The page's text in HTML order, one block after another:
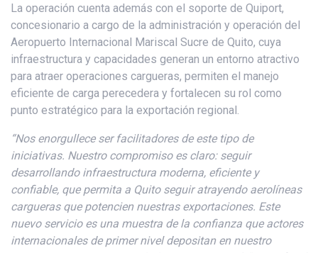
La operación cuenta además con el soporte de Quiport,
concesionario a cargo de la administración y operación del
Aeropuerto Internacional Mariscal Sucre de Quito, cuya
infraestructura y capacidades generan un entorno atractivo
para atraer operaciones cargueras, permiten el manejo
eficiente de carga perecedera y fortalecen su rol como
punto estratégico para la exportación regional.
“Nos enorgullece ser facilitadores de este tipo de
iniciativas. Nuestro compromiso es claro: seguir
desarrollando infraestructura moderna, eficiente y
confiable, que permita a Quito seguir atrayendo aerolíneas
cargueras que potencien nuestras exportaciones. Este
nuevo servicio es una muestra de la confianza que actores
internacionales de primer nivel depositan en nuestro